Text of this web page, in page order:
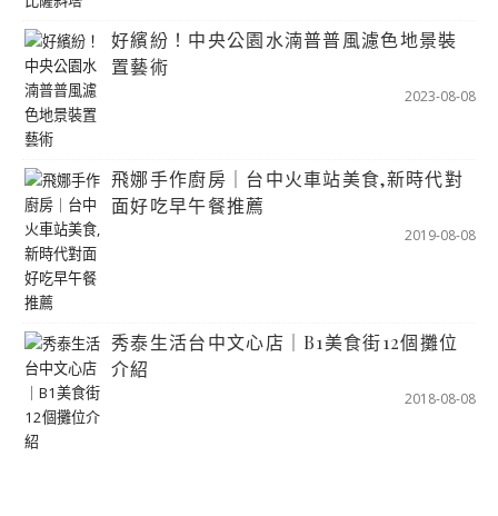
好繽紛！中央公園水湳普普風濾色地景裝
置藝術
2023-08-08
飛娜手作廚房｜台中火車站美食,新時代對
面好吃早午餐推薦
2019-08-08
秀泰生活台中文心店｜B1美食街12個攤位
介紹
2018-08-08